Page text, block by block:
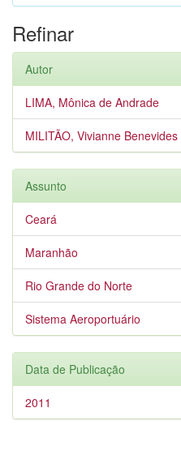
Refinar
Autor
LIMA, Mônica de Andrade
MILITÃO, Vivianne Benevides
Assunto
Ceará
Maranhão
Rio Grande do Norte
Sistema Aeroportuário
Data de Publicação
2011